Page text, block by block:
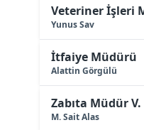
Veteriner İşleri
Yunus Sav
İtfaiye Müdürü
Alattin Görgülü
Zabıta Müdür V.
M. Sait Alas